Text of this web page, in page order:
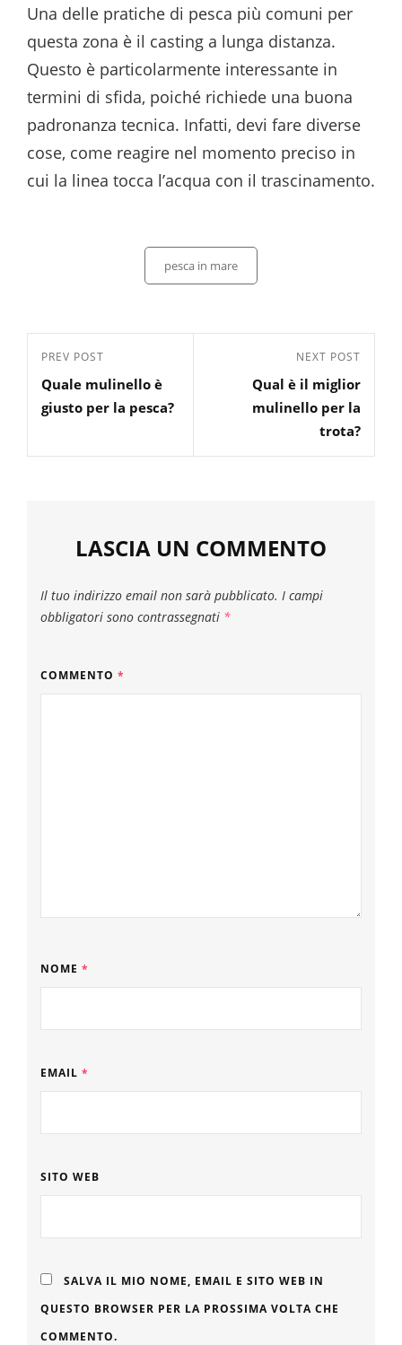
Una delle pratiche di pesca più comuni per
questa zona è il casting a lunga distanza.
Questo è particolarmente interessante in
termini di sfida, poiché richiede una buona
padronanza tecnica. Infatti, devi fare diverse
cose, come reagire nel momento preciso in
cui la linea tocca l’acqua con il trascinamento.
Categories
pesca in mare
Navigazione
articoli
Previous
Post
PREV POST
Quale mulinello è
giusto per la pesca?
Post
NEXT POST
Qual è il miglior
mulinello per la
trota?
LASCIA UN COMMENTO
Il tuo indirizzo email non sarà pubblicato. I campi
obbligatori sono contrassegnati *
COMMENTO *
NOME *
EMAIL *
SITO WEB
SALVA IL MIO NOME, EMAIL E SITO WEB IN
QUESTO BROWSER PER LA PROSSIMA VOLTA CHE
COMMENTO.